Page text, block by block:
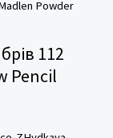
112
Pencil